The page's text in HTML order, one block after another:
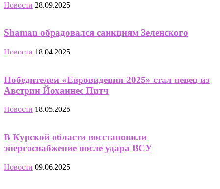
Новости 28.09.2025
Shaman обрадовался санкциям Зеленского
Новости 18.04.2025
Победителем «Евровидения-2025» стал певец из
Австрии Йоханнес Питч
Новости 18.05.2025
В Курской области восстановили
энергоснабжение после удара ВСУ
Новости 09.06.2025